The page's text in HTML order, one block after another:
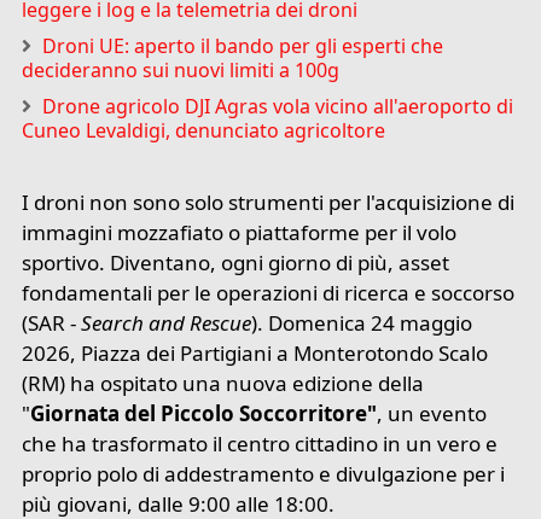
leggere i log e la telemetria dei droni
Droni UE: aperto il bando per gli esperti che
decideranno sui nuovi limiti a 100g
Drone agricolo DJI Agras vola vicino all'aeroporto di
Cuneo Levaldigi, denunciato agricoltore
I droni non sono solo strumenti per l'acquisizione di
immagini mozzafiato o piattaforme per il volo
sportivo. Diventano, ogni giorno di più, asset
fondamentali per le operazioni di ricerca e soccorso
(SAR -Search and Rescue). Domenica 24 maggio
2026, Piazza dei Partigiani a Monterotondo Scalo
(RM) ha ospitato una nuova edizione della
"Giornata del Piccolo Soccorritore", un evento
che ha trasformato il centro cittadino in un vero e
proprio polo di addestramento e divulgazione per i
più giovani, dalle 9:00 alle 18:00.